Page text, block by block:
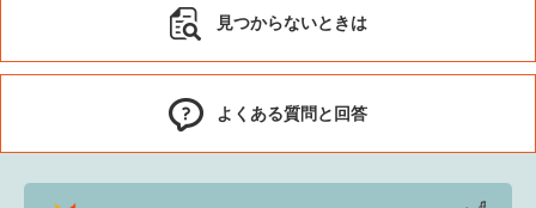
見つからないときは
よくある質問と回答